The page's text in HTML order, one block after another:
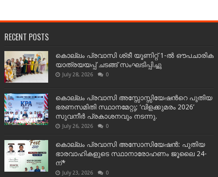
RECENT POSTS
കൊല്ലം പ്രവാസി ശ്രീ യൂണിറ്റ് 1-ൽ ഔപചാരിക
യാത്രയയപ്പ് ചടങ്ങ് സംഘടിപ്പിച്ചു
July 28, 2026 0
കൊല്ലം പ്രവാസി അസ്സോസ്സിയേഷന്‍റെ പുതിയ
ഭരണസമിതി സ്ഥാനമേറ്റു; ‘വിളക്കുമരം 2026’
സുവനീർ പ്രകാശനവും നടന്നു.
July 26, 2026 0
കൊല്ലം പ്രവാസി അസോസിയേഷൻ: പുതിയ
ഭാരവാഹികളുടെ സ്ഥാനാരോഹണം ജൂലൈ 24-
ന്*
July 23, 2026 0